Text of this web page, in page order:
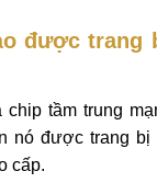
được trang
chip tầm trung
nó được trang bị
cấp.